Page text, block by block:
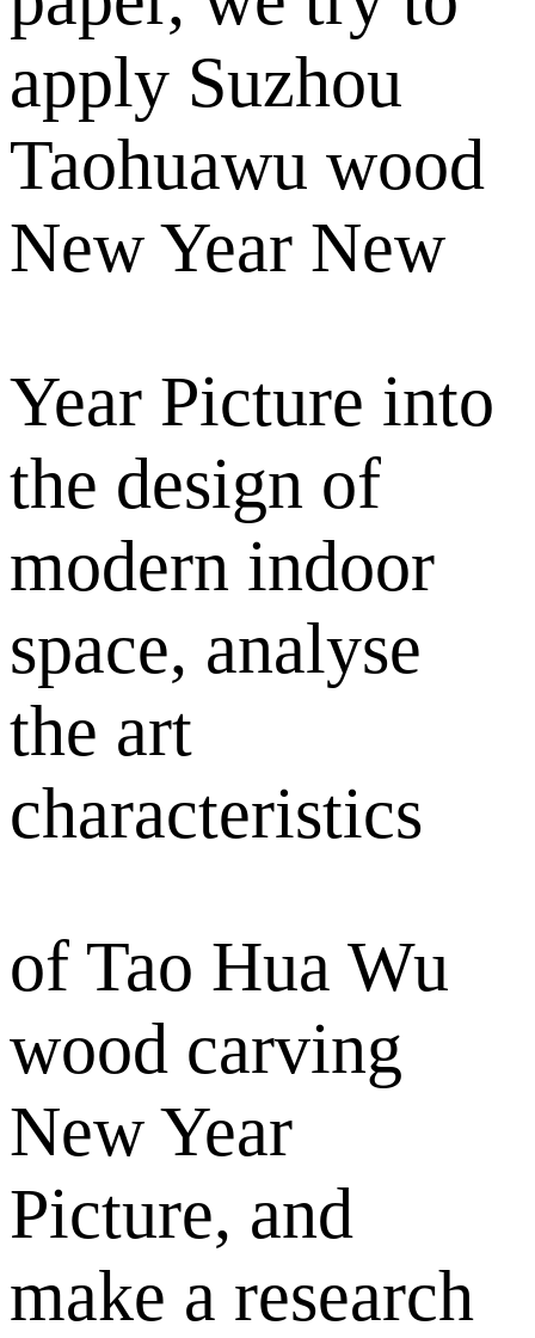
apply Suzhou
Taohuawu wood
New Year New
Year Picture into
the design of
modern indoor
space, analyse
the art
characteristics
of Tao Hua Wu
wood carving
New Year
Picture, and
make a research